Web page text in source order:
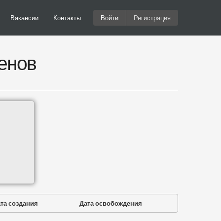
Вакансии Контакты Войти Регистрация
создания Дата освобождения